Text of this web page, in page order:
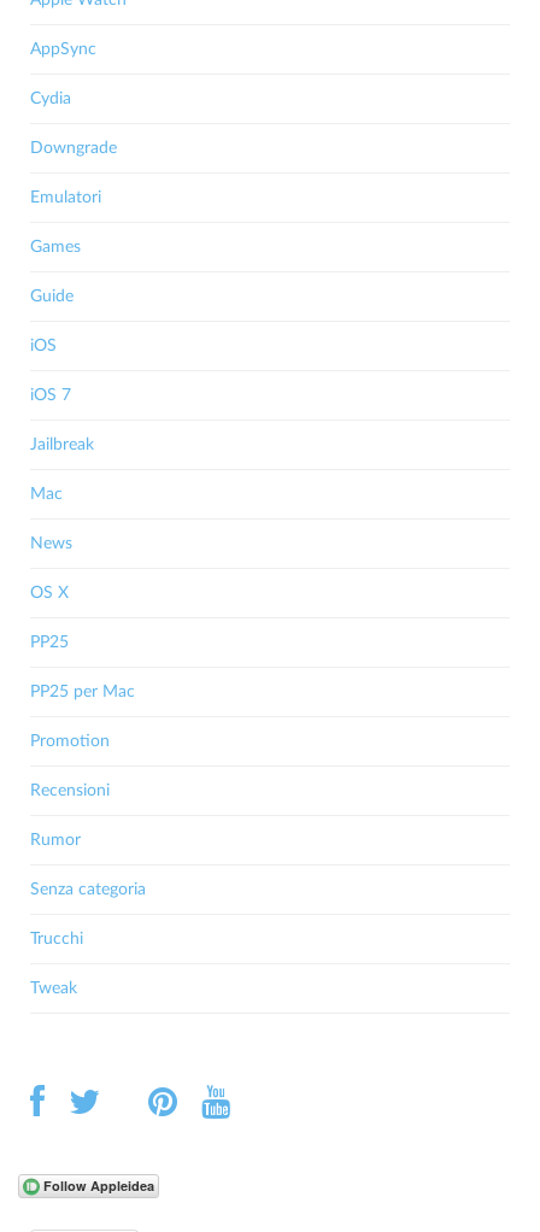
AppSync
Cydia
Downgrade
Emulatori
Games
Guide
iOS
iOS 7
Jailbreak
Mac
News
OS X
PP25
PP25 per Mac
Promotion
Recensioni
Rumor
Senza categoria
Trucchi
Tweak